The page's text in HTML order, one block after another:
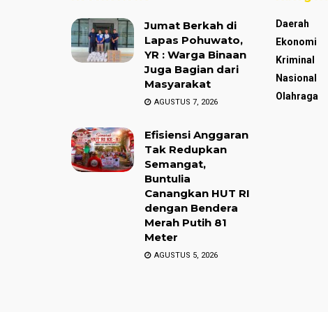
Jumat Berkah di
Lapas Pohuwato,
YR : Warga Binaan
Juga Bagian dari
Masyarakat
AGUSTUS 7, 2026
Efisiensi Anggaran
Tak Redupkan
Semangat,
Buntulia
Canangkan HUT RI
dengan Bendera
Merah Putih 81
Meter
AGUSTUS 5, 2026
Daerah
Ekonomi
Kriminal
Nasional
Olahraga